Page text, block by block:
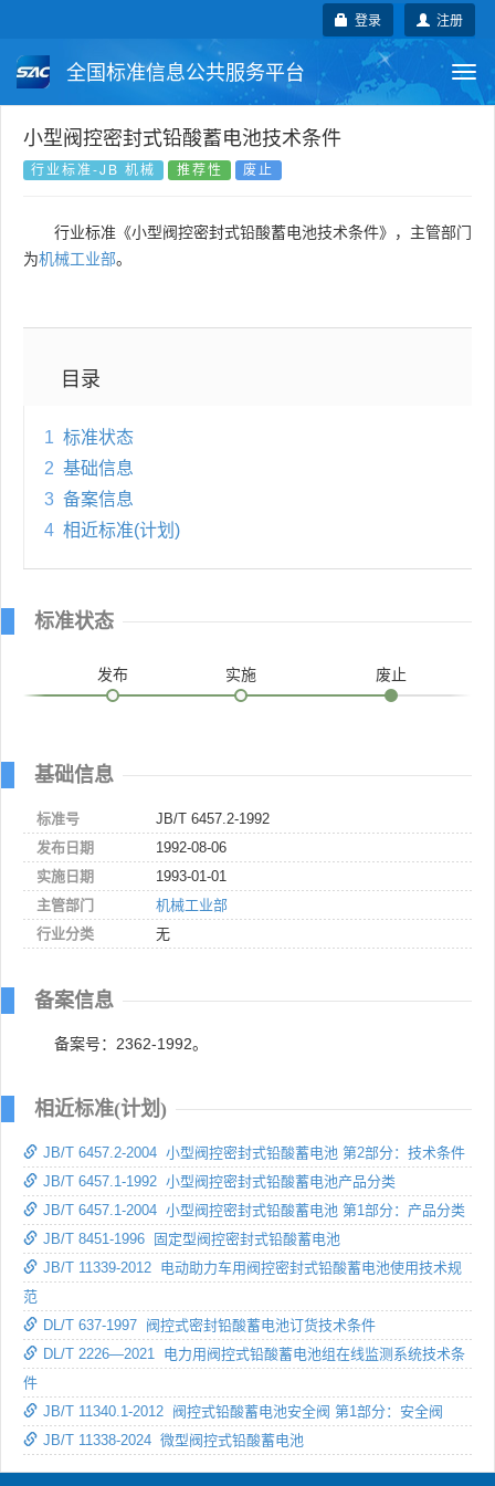
注册
登录
全国标准信息公共服务平台
国家标准 行业标准
国外标准 技术委员会
小型阀控密封式铅酸蓄电池技术条件
行业标准-JB 机械 推荐性 废止
行业标准《小型阀控密封式铅酸蓄电池技术条件》，主管部门
为机械工业部。
目录
1 标准状态
2 基础信息
3 备案信息
4 相近标准(计划)
标准状态
发布 实施 废止
基础信息
标准号
JB/T 6457.2-1992
发布日期
1992-08-06
实施日期
1993-01-01
主管部门
机械工业部
行业分类
无
备案信息
备案号：2362-1992。
相近标准(计划)
JB/T 6457.2-2004 小型阀控密封式铅酸蓄电池 第2部分：技术条件
JB/T 6457.1-1992 小型阀控密封式铅酸蓄电池产品分类
JB/T 6457.1-2004 小型阀控密封式铅酸蓄电池 第1部分：产品分类
JB/T 8451-1996 固定型阀控密封式铅酸蓄电池
JB/T 11339-2012 电动助力车用阀控密封式铅酸蓄电池使用技术规
范
DL/T 637-1997 阀控式密封铅酸蓄电池订货技术条件
DL/T 2226—2021 电力用阀控式铅酸蓄电池组在线监测系统技术条
件
JB/T 11340.1-2012 阀控式铅酸蓄电池安全阀 第1部分：安全阀
JB/T 11338-2024 微型阀控式铅酸蓄电池